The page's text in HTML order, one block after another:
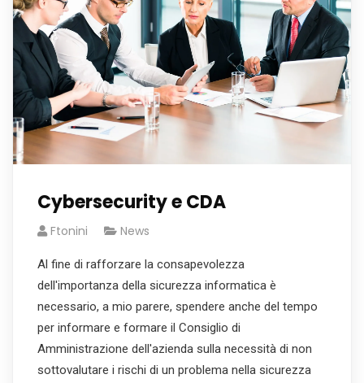
Cybersecurity e CDA
Ftonini News
Al fine di rafforzare la consapevolezza
dell'importanza della sicurezza informatica è
necessario, a mio parere, spendere anche del tempo
per informare e formare il Consiglio di
Amministrazione dell'azienda sulla necessità di non
sottovalutare i rischi di un problema nella sicurezza